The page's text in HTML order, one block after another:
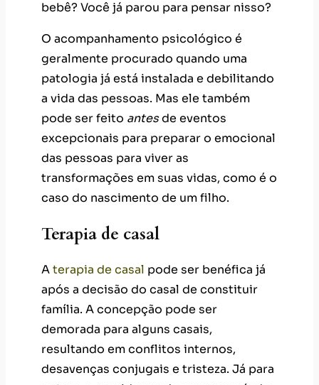
pode ser feitoantes de eventos
excepcionais para preparar o emocional
das pessoas para viver as
transformações em suas vidas, como é o
caso do nascimento de um filho.
Terapia de casal
Aterapia de casal pode ser benéfica já
após a decisão do casal de constituir
família. A concepção pode ser
demorada para alguns casais,
resultando em conflitos internos,
desavenças conjugais e tristeza. Já para
outros, a gravidez pode ser um período
complicado.
Com a orientação de um psicólogo, o
casal vive essas situações sem sucumbir
aoestresse e apreocupação excessiva.